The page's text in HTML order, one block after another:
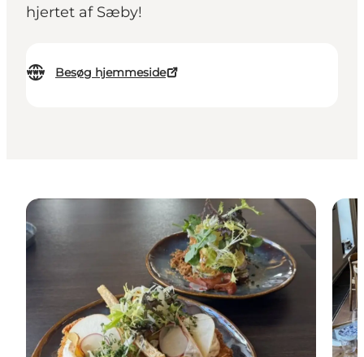
hjertet af Sæby!
Besøg hjemmeside